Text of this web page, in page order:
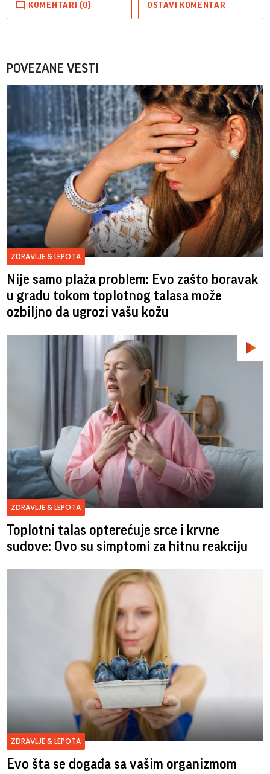
KOMENTARI (0) OSTAVI KOMENTAR
POVEZANE VESTI
ZDRAVLJE & LEPOTA
Nije samo plaža problem: Evo zašto boravak
u gradu tokom toplotnog talasa može
ozbiljno da ugrozi vašu kožu
ZDRAVLJE & LEPOTA
Toplotni talas opterećuje srce i krvne
sudove: Ovo su simptomi za hitnu reakciju
ZDRAVLJE & LEPOTA
Evo šta se događa sa vašim organizmom